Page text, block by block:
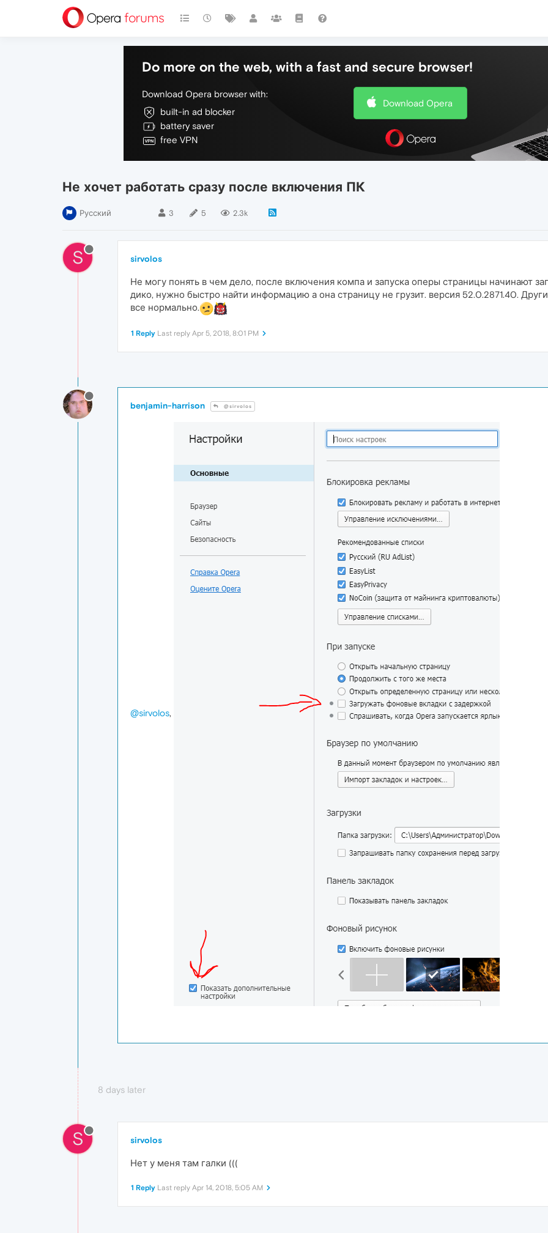
Do more on the web, with a fast and secure browser!
Download Opera browser with:
built-in ad blocker
battery saver
free VPN
Download Opera
Не хочет работать сразу после включения ПК
Русский 3 5 2.3k
S sirvolos
Не могу понять в чем дело, после включения компа и запуска оперы страницы начинают
дико, нужно быстро найти информацию а она страницу не грузит. версия 52.0.2871.40.
все нормально.
1 Reply Last reply Apr 5, 2018, 8:01 PM
benjamin-harrison @sirvolos
@sirvolos,
8 days later
S sirvolos
Нет у меня там галки (((
1 Reply Last reply Apr 14, 2018, 5:05 AM